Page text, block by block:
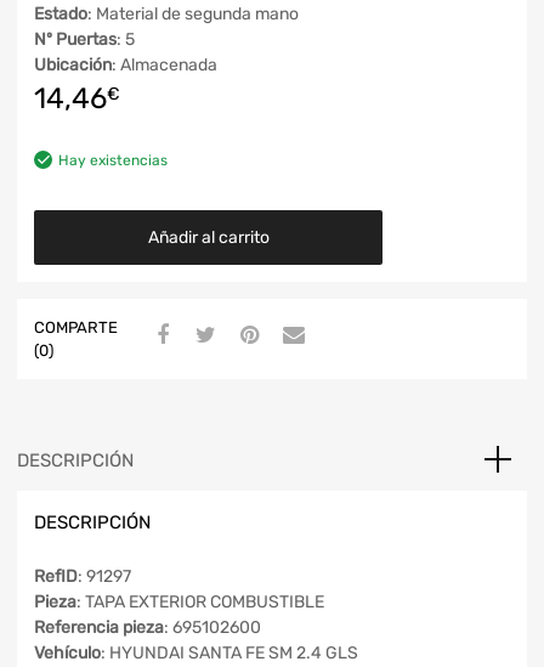
Estado: Material de segunda mano
Nº Puertas: 5
Ubicación: Almacenada
14,46€
Hay existencias
Añadir al carrito
COMPARTE
(0)
DESCRIPCIÓN
DESCRIPCIÓN
RefID: 91297
Pieza: TAPA EXTERIOR COMBUSTIBLE
Referencia pieza: 695102600
Vehículo: HYUNDAI SANTA FE SM 2.4 GLS